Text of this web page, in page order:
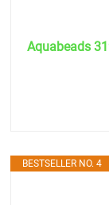
Aquabeads
BESTSELLER NO. 4